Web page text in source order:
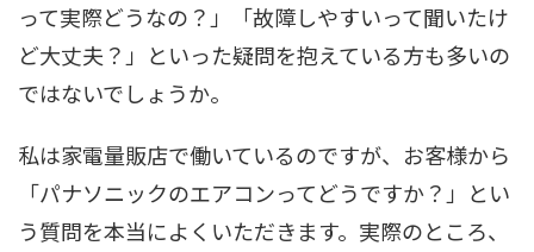
って実際どうなの？」「故障しやすいって聞いたけ
ど大丈夫？」といった疑問を抱えている方も多いの
ではないでしょうか。
私は家電量販店で働いているのですが、お客様から
「パナソニックのエアコンってどうですか？」とい
う質問を本当によくいただきます。実際のところ、